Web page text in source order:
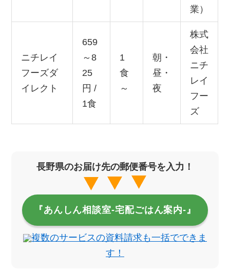
業）
ニチレイ
フーズダ
イレクト
659
～8
25
円 /
1食
1
食
～
朝・
昼・
夜
株式
会社
ニチ
レイ
フー
ズ
長野県のお届け先の郵便番号を入力！
『あんしん相談室‐宅配ごはん案内‐』
複数のサービスの資料請求も一括でできま
す！